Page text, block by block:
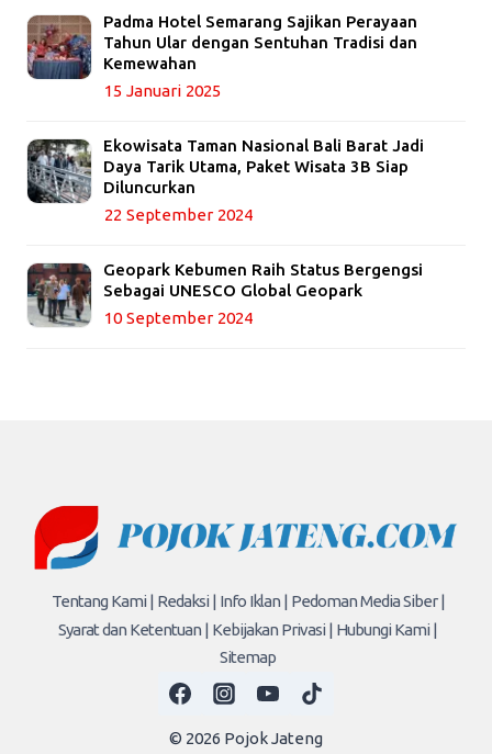
Padma Hotel Semarang Sajikan Perayaan
Tahun Ular dengan Sentuhan Tradisi dan
Kemewahan
15 Januari 2025
Ekowisata Taman Nasional Bali Barat Jadi
Daya Tarik Utama, Paket Wisata 3B Siap
Diluncurkan
22 September 2024
Geopark Kebumen Raih Status Bergengsi
Sebagai UNESCO Global Geopark
10 September 2024
Tentang Kami | Redaksi | Info Iklan | Pedoman Media Siber |
Syarat dan Ketentuan | Kebijakan Privasi | Hubungi Kami |
Sitemap
© 2026 Pojok Jateng